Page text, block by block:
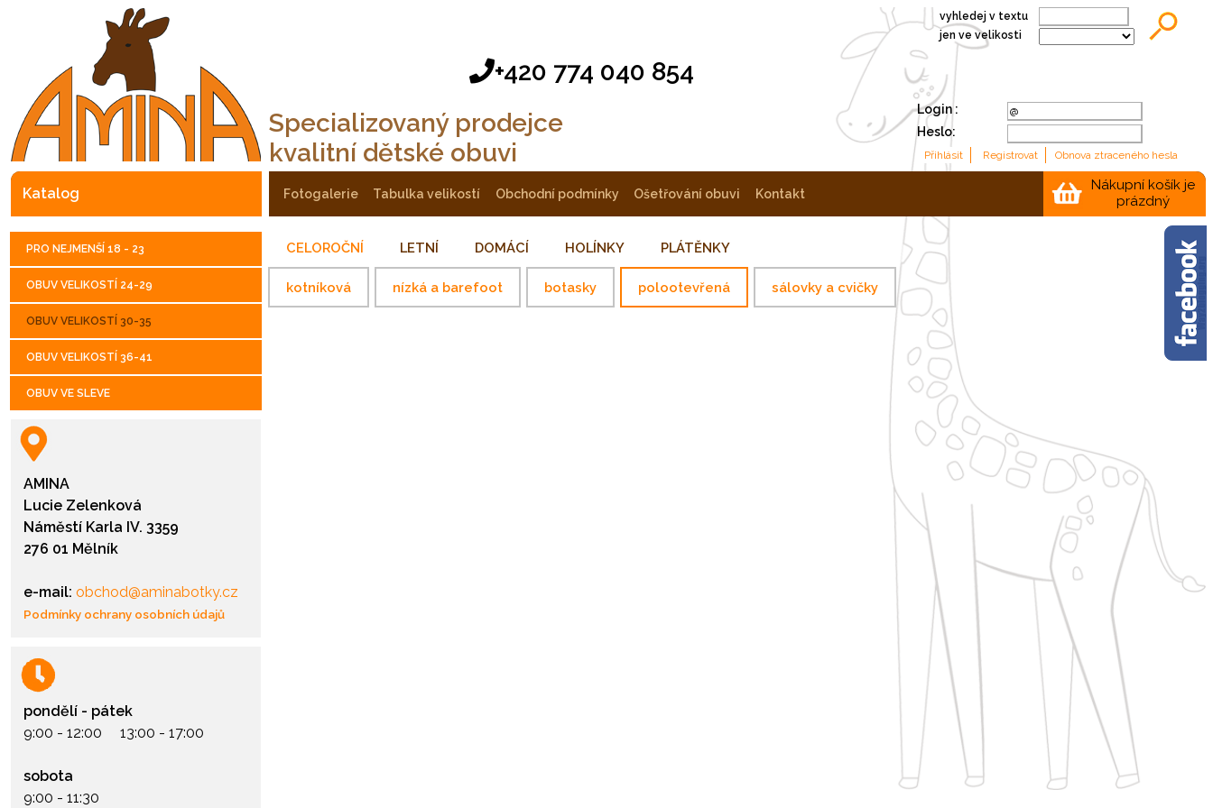
Specializovaný prodejce
kvalitní dětské obuvi
+420 774 040 854
vyhledej v textu
jen ve velikosti
Login :
Heslo:
Nákupní košík je
prázdný
katalog fotogalerie tabulka velikostí obchodní podmínky ošetřování obuvi kontakt
PRO NEJMENŠÍ 18 - 23
OBUV VELIKOSTÍ 24-29
OBUV VELIKOSTÍ 30-35
CELOROČNÍ
kotníková nízká a barefoot botasky polootevřená sálovky a cvičky
LETNÍ DOMÁCÍ HOLÍNKY PLÁTĚNKY
OBUV VELIKOSTÍ 36-41
OBUV VE SLEVE
AMINA
Lucie Zelenková
Náměstí Karla IV. 3359
276 01 Mělník
e-mail: obchod@aminabotky.cz
Podmínky ochrany osobních údajů
pondělí - pátek
9:00 - 12:00 13:00 - 17:00
sobota
9:00 - 11:30